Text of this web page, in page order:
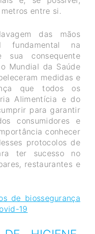
entre si.
das mãos
fundamental na
sua consequente
Mundial da Saúde
medidas e
que todos os
Alimentícia e do
para garantir
consumidores e
conhecer
protocolos de
ter sucesso no
restaurantes e
de biossegurança
19